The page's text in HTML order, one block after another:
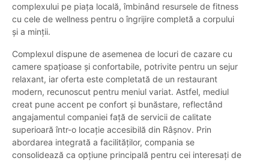
complexului pe piața locală, îmbinând resursele de fitness
cu cele de wellness pentru o îngrijire completă a corpului
și a minții.
Complexul dispune de asemenea de locuri de cazare cu
camere spațioase și confortabile, potrivite pentru un sejur
relaxant, iar oferta este completată de un restaurant
modern, recunoscut pentru meniul variat. Astfel, mediul
creat pune accent pe confort și bunăstare, reflectând
angajamentul companiei față de servicii de calitate
superioară într-o locație accesibilă din Râșnov. Prin
abordarea integrată a facilităților, compania se
consolidează ca opțiune principală pentru cei interesați de